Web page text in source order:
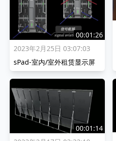
00:01:26
2023年2月25日 03:07:03
sPad-室内/室外租赁显示屏
00:01:14